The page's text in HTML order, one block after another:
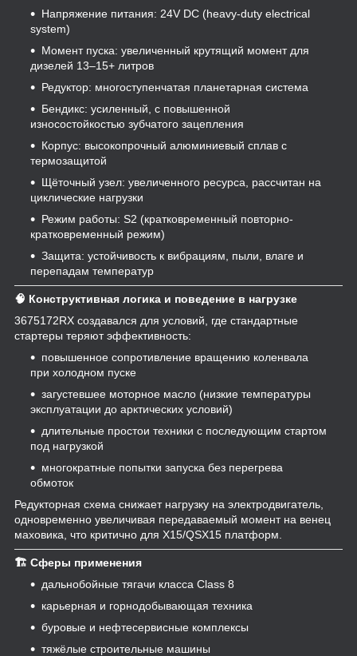
Напряжение питания: 24V DC (heavy-duty electrical
system)
Момент пуска: увеличенный крутящий момент для
дизелей 13–15+ литров
Редуктор: многоступенчатая планетарная система
Бендикс: усиленный, с повышенной
износостойкостью зубчатого зацепления
Корпус: высокопрочный алюминиевый сплав с
термозащитой
Щёточный узел: увеличенного ресурса, рассчитан на
циклические нагрузки
Режим работы: S2 (кратковременный повторно-
кратковременный режим)
Защита: устойчивость к вибрациям, пыли, влаге и
перепадам температур
🧠 Конструктивная логика и поведение в нагрузке
3675172RX создавался для условий, где стандартные
стартеры теряют эффективность:
повышенное сопротивление вращению коленвала
при холодном пуске
загустевшее моторное масло (низкие температуры
эксплуатации до арктических условий)
длительные простои техники с последующим стартом
под нагрузкой
многократные попытки запуска без перегрева
обмоток
Редукторная схема снижает нагрузку на электродвигатель,
одновременно увеличивая передаваемый момент на венец
маховика, что критично для X15/QSX15 платформ.
🏗️ Сферы применения
дальнобойные тягачи класса Class 8
карьерная и горнодобывающая техника
буровые и нефтесервисные комплексы
тяжёлые строительные машины